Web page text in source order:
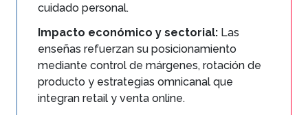
cuidado personal.
Impacto económico y sectorial: Las
enseñas refuerzan su posicionamiento
mediante control de márgenes, rotación de
producto y estrategias omnicanal que
integran retail y venta online.